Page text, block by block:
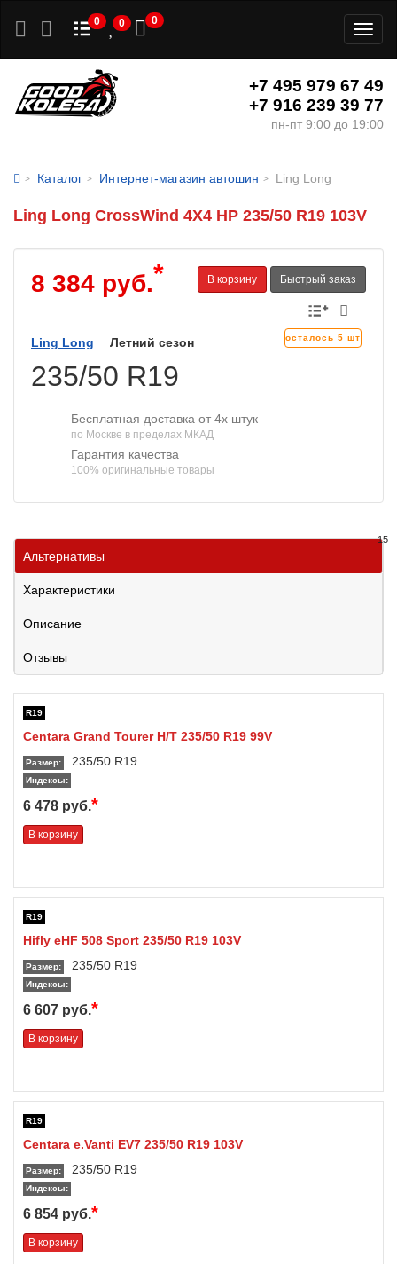
0 0 0
+7 495 979 67 49
+7 916 239 39 77
пн-пт 9:00 до 19:00
Каталог Интернет-магазин автошин Ling Long
Ling Long CrossWind 4X4 HP 235/50 R19 103V
8 384 руб.* В корзину Быстрый заказ
Ling Long Летний сезон осталось 5 шт
235/50 R19
Бесплатная доставка от 4х штук
по Москве в пределах МКАД
Гарантия качества
100% оригинальные товары
Альтернативы
15
Характеристики
Описание
Отзывы
R19
Centara Grand Tourer H/T 235/50 R19 99V
Размер: 235/50 R19
Индексы:
6 478 руб.*
В корзину
R19
Hifly eHF 508 Sport 235/50 R19 103V
Размер: 235/50 R19
Индексы:
6 607 руб.*
В корзину
R19
Centara e.Vanti EV7 235/50 R19 103V
Размер: 235/50 R19
Индексы:
6 854 руб.*
В корзину